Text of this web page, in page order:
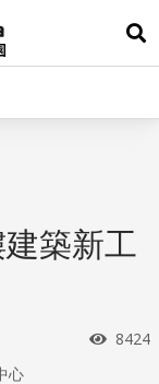
展
築新工
瀏覽
8424
心